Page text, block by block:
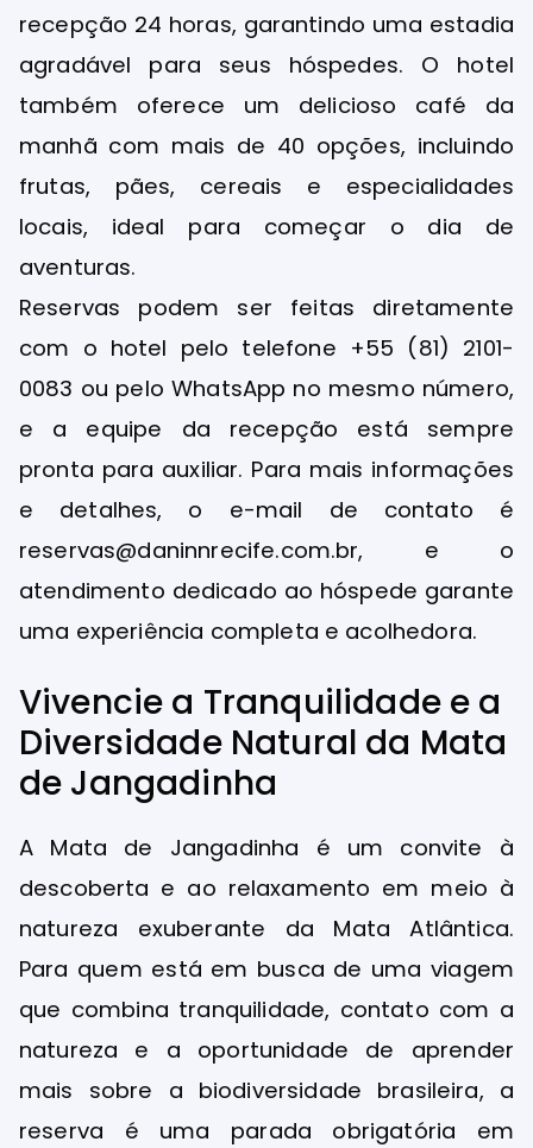
recepção 24 horas, garantindo uma estadia
agradável para seus hóspedes. O hotel
também oferece um delicioso café da
manhã com mais de 40 opções, incluindo
frutas, pães, cereais e especialidades
locais, ideal para começar o dia de
aventuras.
Reservas podem ser feitas diretamente
com o hotel pelo telefone +55 (81) 2101-
0083 ou pelo WhatsApp no mesmo número,
e a equipe da recepção está sempre
pronta para auxiliar. Para mais informações
e detalhes, o e-mail de contato é
reservas@daninnrecife.com.br, e o
atendimento dedicado ao hóspede garante
uma experiência completa e acolhedora.
Vivencie a Tranquilidade e a
Diversidade Natural da Mata
de Jangadinha
A Mata de Jangadinha é um convite à
descoberta e ao relaxamento em meio à
natureza exuberante da Mata Atlântica.
Para quem está em busca de uma viagem
que combina tranquilidade, contato com a
natureza e a oportunidade de aprender
mais sobre a biodiversidade brasileira, a
reserva é uma parada obrigatória em